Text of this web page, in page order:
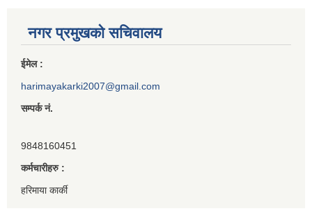
नगर प्रमुखको सचिवालय
ईमेल :
harimayakarki2007@gmail.com
सम्पर्क नं.
9848160451
कर्मचारीहरु :
हरिमाया कार्की